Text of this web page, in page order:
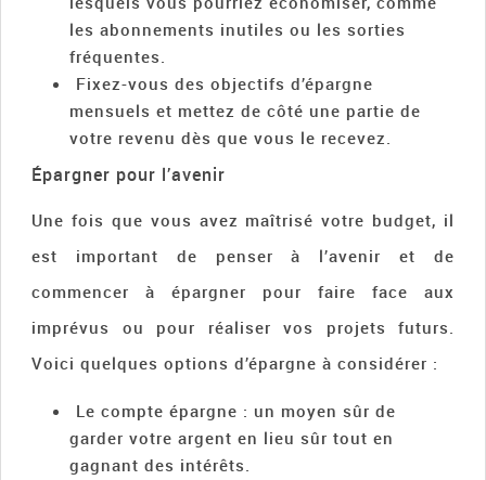
les abonnements inutiles ou les sorties
fréquentes.
Fixez-vous des objectifs d’épargne
mensuels et mettez de côté une partie de
votre revenu dès que vous le recevez.
Épargner pour l’avenir
Une fois que vous avez maîtrisé votre budget, il
est important de penser à l’avenir et de
commencer à épargner pour faire face aux
imprévus ou pour réaliser vos projets futurs.
Voici quelques options d’épargne à considérer :
Le compte épargne : un moyen sûr de
garder votre argent en lieu sûr tout en
gagnant des intérêts.